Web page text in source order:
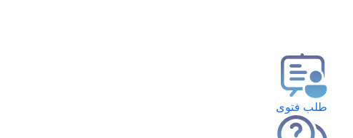
طلب فتوى